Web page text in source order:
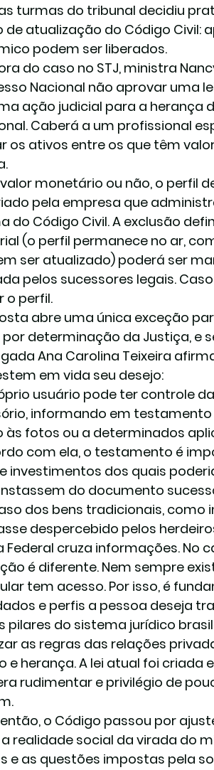
turmas do tribunal decidiu
de atualização do Código Civil:
podem ser liberados.
do caso no STJ, ministra
Nacional não aprovar uma
ação judicial para a herança
Caberá a um profissional
os ativos entre os que têm
monetário ou não, o perfil
pela empresa que
do Código Civil. A exclusão
(o perfil permanece no ar,
ser atualizado) poderá ser
pelos sucessores legais.
o perfil.
abre uma única exceção
determinação da Justiça, e
Ana Carolina Teixeira
em vida seu desejo:
usuário pode ter controle
informando em
às fotos ou a determinados
com ela, o testamento é
investimentos dos quais
do documento
dos bens tradicionais, como
despercebido pelos
Federal cruza informações. No
é diferente. Nem sempre
tem acesso. Por isso, é
e perfis a pessoa deseja
pilares do sistema jurídico
as regras das relações
e herança. A lei atual foi
rudimentar e privilégio de
o Código passou por
realidade social da virada do
e as questões impostas pela